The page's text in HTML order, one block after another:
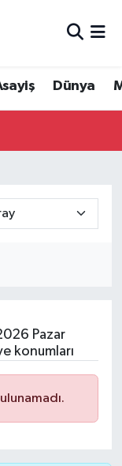
Dünya
Pazar
konumları